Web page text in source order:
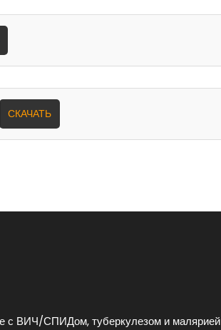
СКАЧАТЬ
с ВИЧ/СПИДом, туберкулезом и малярией